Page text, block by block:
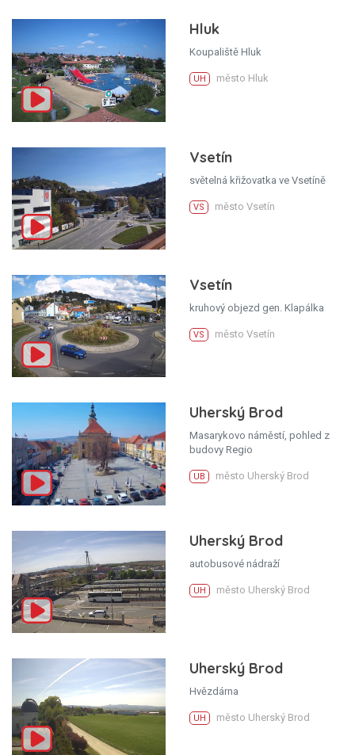
Hluk
Koupaliště Hluk
UH město Hluk
Vsetín
světelná křižovatka ve Vsetíně
VS město Vsetín
Vsetín
kruhový objezd gen. Klapálka
VS město Vsetín
Uherský Brod
Masarykovo náměstí, pohled z
budovy Regio
UB město Uherský Brod
Uherský Brod
autobusové nádraží
UH město Uherský Brod
Uherský Brod
Hvězdárna
UH město Uherský Brod